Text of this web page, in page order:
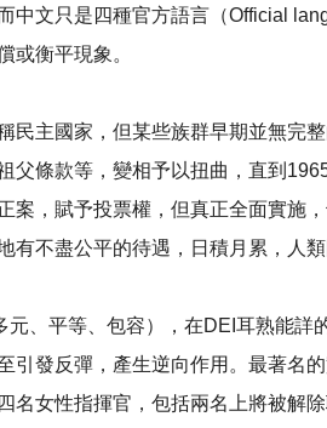
中文只是四種官方語言（Official
或衡平現象。
民主國家，但某些族群早期並無完
父條款等，變相予以扭曲，直到
案，賦予投票權，但真正全面實施
有不盡公平的待遇，日積月累，人
元、平等、包容），在DEI耳熟能詳
引發反彈，產生逆向作用。最著名
名女性指揮官，包括兩名上將被解